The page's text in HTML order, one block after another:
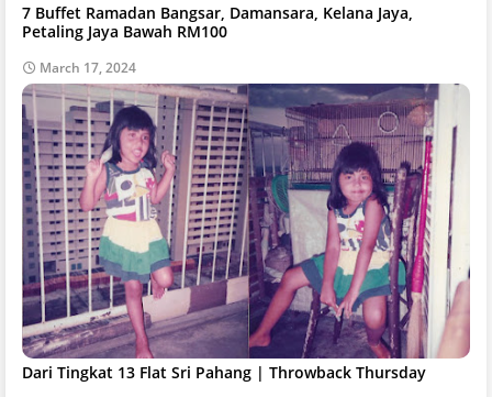
7 Buffet Ramadan Bangsar, Damansara, Kelana Jaya,
Petaling Jaya Bawah RM100
March 17, 2024
Dari Tingkat 13 Flat Sri Pahang | Throwback Thursday